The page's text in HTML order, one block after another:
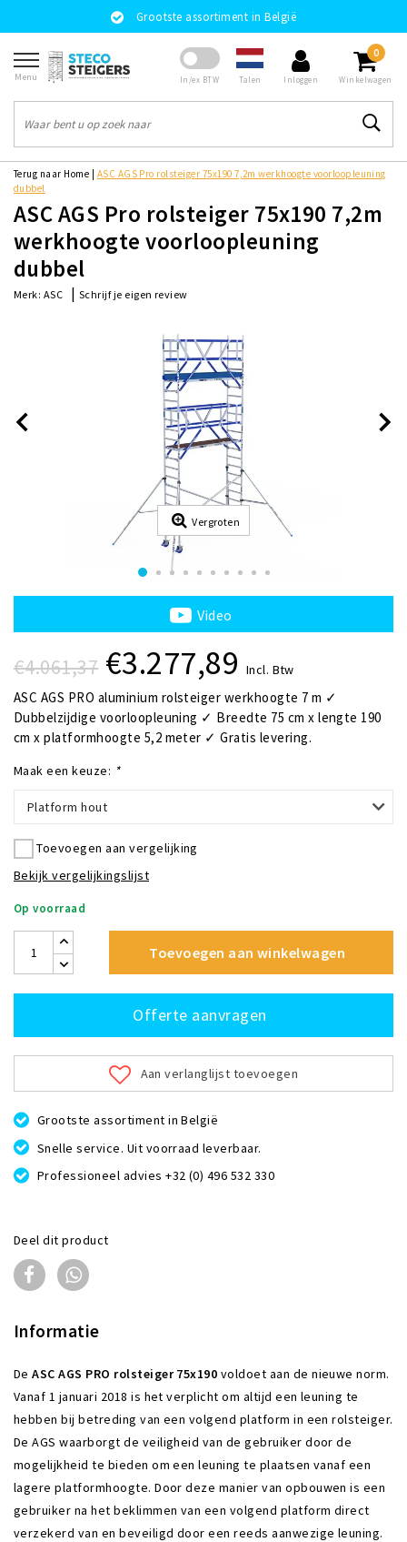
Grootste assortiment in België
Menu In/ex BTW Talen Inloggen
0
Winkelwagen
Terug naar Home
ASC AGS Pro rolsteiger 75x190 7,2m werkhoogte voorloopleuning
dubbel
ASC AGS Pro rolsteiger 75x190 7,2m
werkhoogte voorloopleuning
dubbel
Merk: ASC | Schrijf je eigen review
Vergroten
Video
€4.061,37 €3.277,89 Incl. Btw
ASC AGS PRO aluminium rolsteiger werkhoogte 7 m ✓
Dubbelzijdige voorloopleuning ✓ Breedte 75 cm x lengte 190
cm x platformhoogte 5,2 meter ✓ Gratis levering.
Maak een keuze: *
Platform hout
Toevoegen aan vergelijking
Bekijk vergelijkingslijst
Op voorraad
Toevoegen aan winkelwagen
Offerte aanvragen
Aan verlanglijst toevoegen
Grootste assortiment in België
Snelle service. Uit voorraad leverbaar.
Professioneel advies +32 (0) 496 532 330
Deel dit product
Informatie
DeASC AGS PRO rolsteiger 75x190 voldoet aan de nieuwe norm.
Vanaf 1 januari 2018 is het verplicht om altijd een leuning te
hebben bij betreding van een volgend platform in een rolsteiger.
De AGS waarborgt de veiligheid van de gebruiker door de
mogelijkheid te bieden om een leuning te plaatsen vanaf een
lagere platformhoogte. Door deze manier van opbouwen is een
gebruiker na het beklimmen van een volgend platform direct
verzekerd van en beveiligd door een reeds aanwezige leuning.